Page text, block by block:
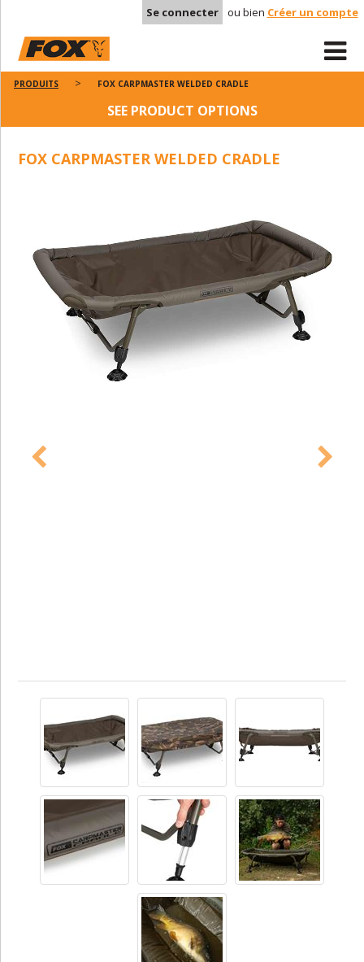
Se connecter ou bien Créer un compte
PRODUITS FOX CARPMASTER WELDED CRADLE
SEE PRODUCT OPTIONS
FOX CARPMASTER WELDED CRADLE